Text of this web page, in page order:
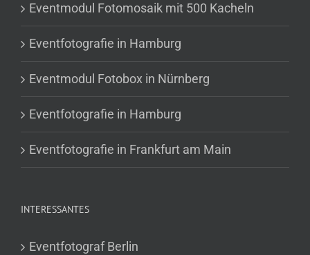
Eventmodul Fotomosaik mit 500 Kacheln
Eventfotografie in Hamburg
Eventmodul Fotobox in Nürnberg
Eventfotografie in Hamburg
Eventfotografie in Frankfurt am Main
INTERESSANTES
Eventfotograf Berlin